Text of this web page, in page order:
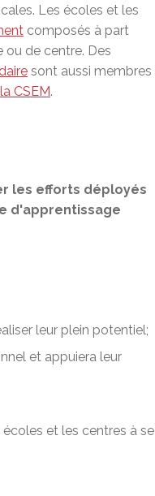
Les écoles et les
composés à part
ou de centre. Des
sont aussi membres
CSEM.
les efforts déployés
d'apprentissage
leur plein potentiel;
et appuiera leur
et les centres à se